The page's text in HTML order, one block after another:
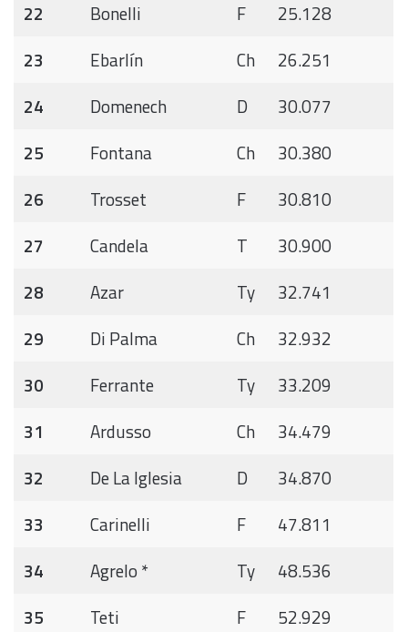
22 Bonelli F
25.128
23
Ebarlín Ch
26.251
24
Domenech D
30.077
25
Fontana Ch
30.380
26
Trosset F
30.810
27
Candela T
30.900
28
Azar Ty
32.741
29
Di Palma Ch
32.932
30
Ferrante Ty
33.209
31
Ardusso Ch
34.479
32
De La Iglesia D
34.870
33
Carinelli F
47.811
34
Agrelo * Ty
48.536
35
Teti F
52.929